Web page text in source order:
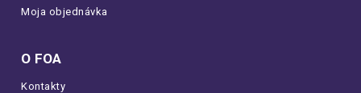
Moja objednávka
O FOA
Kontakty